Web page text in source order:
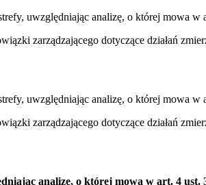
uwzględniając analizę, o której mowa w
zarządzającego dotyczące działań
uwzględniając analizę, o której mowa w
zarządzającego dotyczące działań
analizę, o której mowa w art. 4 ust.